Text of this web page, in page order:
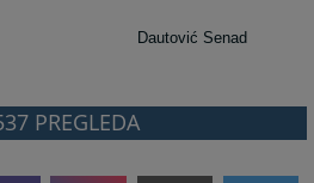
Dautović Senad
PREGLEDA